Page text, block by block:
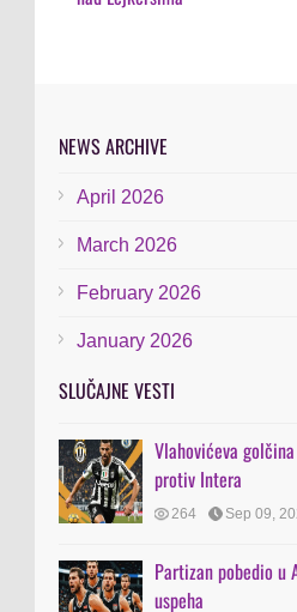
NEWS ARCHIVE
April 2026
March 2026
February 2026
January 2026
SLUČAJNE VESTI
Vlahovićeva
protiv Intera
264 Sep 09,
Partizan pobedio u
uspeha